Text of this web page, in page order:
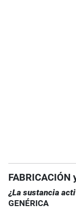
FABRICACIÓN
¿La sustancia
GENÉRICA